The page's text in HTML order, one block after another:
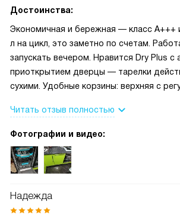
Достоинства:
Экономичная и бережная — класс A+++
л на цикл, это заметно по счетам.
запускать вечером. Нравится Dry Plus с
приоткрытием дверцы — тарелки
сухими. Удобные корзины: верхняя с
есть авто, быстрый цикл, половинная
программа. Полная защита от протечек
Читать отзыв полностью
Фотографии и видео:
Надежда